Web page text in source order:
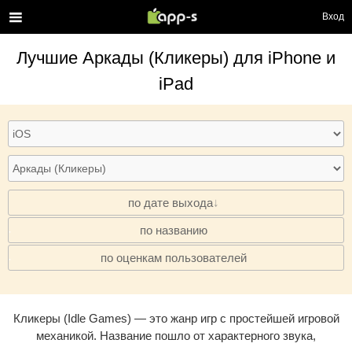
Вход
Лучшие Аркады (Кликеры) для iPhone и
iPad
по дате выхода
· по названию
· по оценкам пользователей
Кликеры (Idle Games) — это жанр игр с простейшей игровой
механикой. Название пошло от характерного звука,